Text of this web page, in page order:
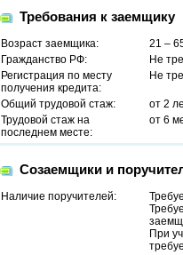
Требования к заемщику
Возраст заемщика:
21 –
Гражданство РФ:
Не
Регистрация по месту
получения кредита:
Не
Общий трудовой стаж:
от 2
Трудовой стаж на
последнем месте:
от 6
Созаемщики и
Наличие поручителей:
При